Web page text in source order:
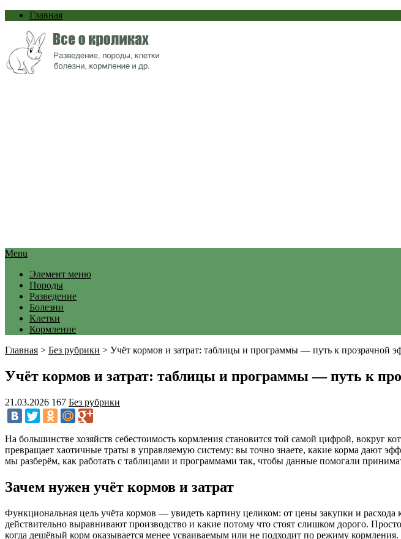
Главная
Menu
Элемент меню
Породы
Разведение
Болезни
Клетки
Кормление
Главная > Без рубрики > Учёт кормов и затрат: таблицы и программы — путь к прозрачной
Учёт кормов и затрат: таблицы и программы — путь к
21.03.2026 167 Без рубрики
На большинстве хозяйств себестоимость кормления становится той самой цифрой, вокруг
превращает хаотичные траты в управляемую систему: вы точно знаете, какие корма дают
мы разберём, как работать с таблицами и программами так, чтобы данные помогали
Зачем нужен учёт кормов и затрат
Функциональная цель учёта кормов — увидеть картину целиком: от цены закупки и
действительно выравнивают производство и какие потому что стоят слишком дорого.
когда дешёвый корм оказывается менее усваиваемым или не подходит по режиму